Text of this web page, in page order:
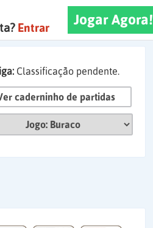
Jogar Agora!
Entrar
Classificação pendente.
caderninho de partidas